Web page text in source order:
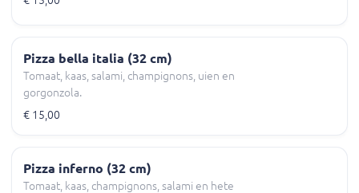
Pizza bella italia (32 cm)
Tomaat, kaas, salami, champignons, uien en
gorgonzola.
€ 15,00
Pizza inferno (32 cm)
Tomaat, kaas, champignons, salami en hete